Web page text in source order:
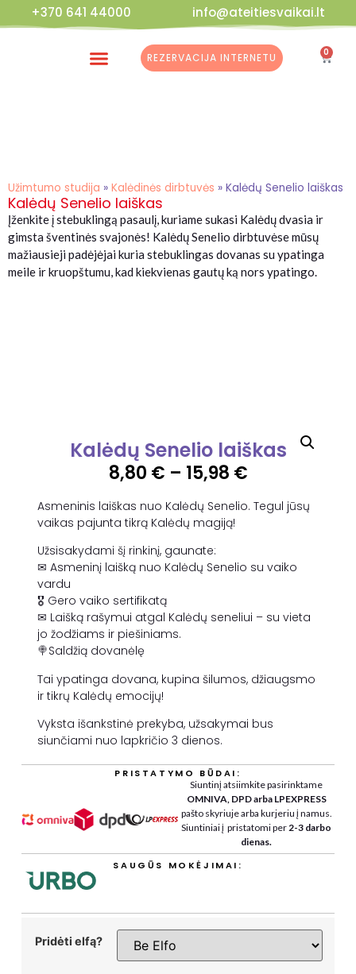
+370 641 44000 info@ateitiesvaikai.lt
REZERVACIJA INTERNETU 0
Užimtumo studija » Kalėdinės dirbtuvės » Kalėdų Senelio laiškas
Kalėdų Senelio laiškas
Įženkite į stebuklingą pasaulį, kuriame sukasi Kalėdų dvasia ir
gimsta šventinės svajonės! Kalėdų Senelio dirbtuvėse mūsų
mažiausieji padėjėjai kuria stebuklingas dovanas su ypatinga
meile ir kruopštumu, kad kiekvienas gautų ką nors ypatingo.
Kalėdų Senelio laiškas
8,80 € – 15,98 €
Asmeninis laiškas nuo Kalėdų Senelio. Tegul jūsų
vaikas pajunta tikrą Kalėdų magiją!
Užsisakydami šį rinkinį, gaunate:
✉ Asmeninį laišką nuo Kalėdų Senelio su vaiko
vardu
🎖 Gero vaiko sertifikatą
✉ Laišką rašymui atgal Kalėdų seneliui – su vieta
jo žodžiams ir piešiniams.
🍭Saldžią dovanėlę
Tai ypatinga dovana, kupina šilumos, džiaugsmo
ir tikrų Kalėdų emocijų!
Vyksta išankstinė prekyba, užsakymai bus
siunčiami nuo lapkričio 3 dienos.
PRISTATYMO BŪDAI:
Siuntinį atsiimkite pasirinktame
OMNIVA, DPD arba LPEXPRESS
pašto skyriuje arba kurjeriu į namus.
Siuntiniai į pristatomi per2-3 darbo
dienas.
SAUGŪS MOKĖJIMAI:
Pridėti elfą?